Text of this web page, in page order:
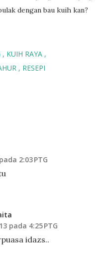
dengan bau kuih kan?
KUIH RAYA
RESEPI
2:03 PTG
pada 4:25 PTG
idazs..